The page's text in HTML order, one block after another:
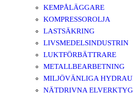
KEMPÅLÄGGARE
KOMPRESSOROLJA
LASTSÄKRING
LIVSMEDELSINDUSTRIN
LUKTFÖRBÄTTRARE
METALLBEARBETNING
MILJÖVÄNLIGA
NÄTDRIVNA ELVERKTYG